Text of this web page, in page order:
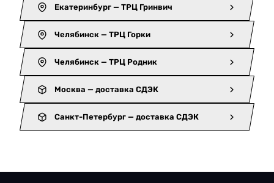
Екатеринбург — ТРЦ Гринвич
Челябинск — ТРЦ Горки
Челябинск — ТРЦ Родник
Москва — доставка СДЭК
Санкт-Петербург — доставка СДЭК